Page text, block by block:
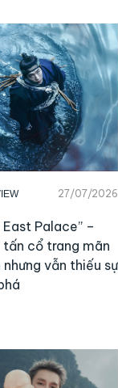
27/07/2026
East Palace” –
tấn cổ trang mãn
nhưng vẫn thiếu sự